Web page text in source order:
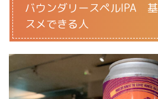
バウンダリースペルIPA
スメできる人